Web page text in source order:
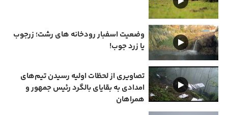
وضعیت اسفبار رودخانه های رشت؛ زرجوب
یا زرد جوب!
تصاویری از لحظات اولیه رسیدن تیم‌های
امدادی به بقایای بالگرد رئیس جمهور و
همراهان